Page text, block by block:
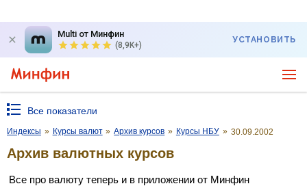
Multi от Минфин
(8,9K+)
УСТАНОВИТЬ
Все показатели
Индексы » Курсы валют » Архив курсов » Курсы НБУ » 30.09.2002
Архив валютных курсов
Все про валюту теперь и в приложении от Минфин